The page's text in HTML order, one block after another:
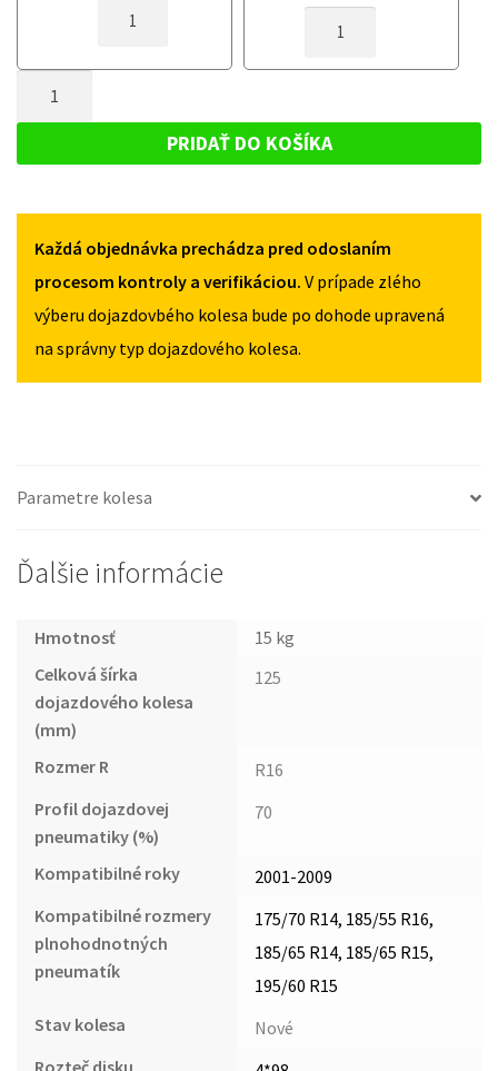
DOJAZDOVÉ
FIAT
I
2009
DOJAZDOVÉ
I
2001-
4X98
FIAT
2001-
2009
125/70R16
PRIDAŤ DO KOŠÍKA
Každá objednávka prechádza pred odoslaním
procesom kontroly a verifikáciou. V prípade zlého
výberu dojazdovbého kolesa bude po dohode upravená
na správny typ dojazdového kolesa.
Parametre kolesa
Ďalšie informácie
Hmotnosť
15 kg
Celková šírka
dojazdového kolesa
(mm)
125
Rozmer R
R16
Profil dojazdovej
pneumatiky (%)
70
Kompatibilné roky
2001-2009
Kompatibilné rozmery
plnohodnotných
pneumatík
175/70 R14, 185/55 R16,
185/65 R14, 185/65 R15,
195/60 R15
Stav kolesa
Nové
Rozteč disku